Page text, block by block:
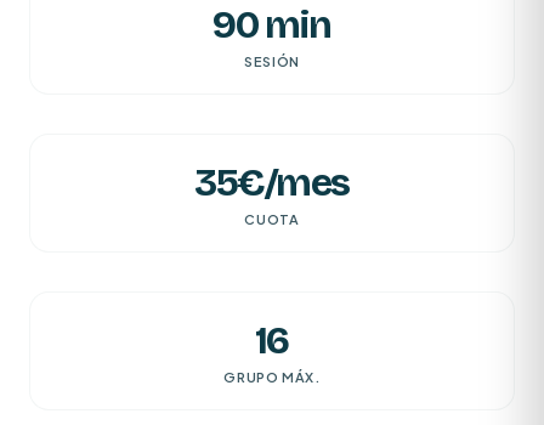
90 min
SESIÓN
35€/mes
CUOTA
16
GRUPO MÁX.